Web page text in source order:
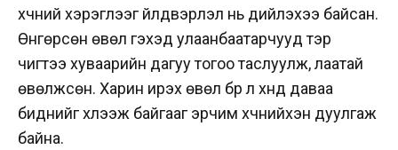
хүчний хэрэглээг үйлдвэрлэл нь дийлэхээ байсан.
Өнгөрсөн өвөл гэхэд улаанбаатарчууд тэр
чигтээ хуваарийн дагуу тогоо таслуулж, лаатай
өвөлжсөн. Харин ирэх өвөл бүр л хүнд даваа
биднийг хүлээж байгааг эрчим хүчнийхэн дуулгаж
байна.